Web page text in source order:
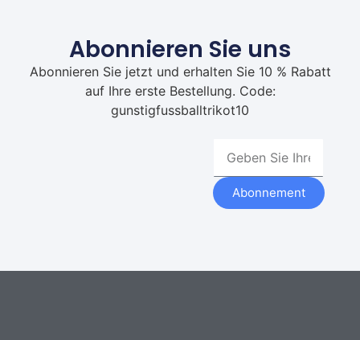
Abonnieren Sie uns
Abonnieren Sie jetzt und erhalten Sie 10 % Rabatt
auf Ihre erste Bestellung. Code:
gunstigfussballtrikot10
Abonnement